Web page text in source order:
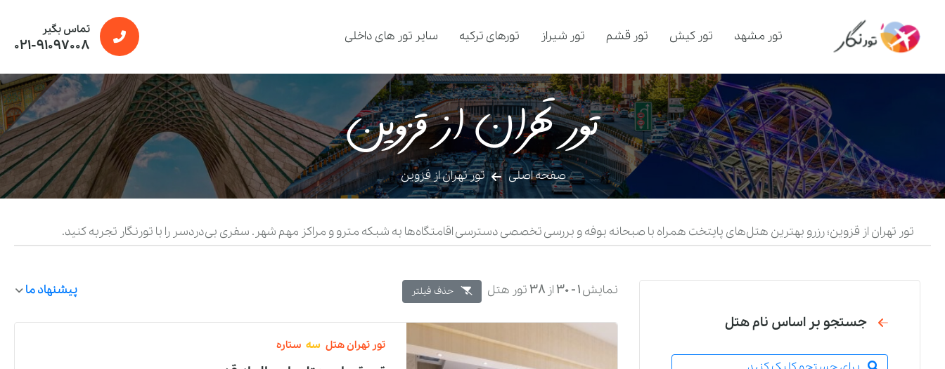
تور مشهد تور کیش تور قشم تور شیراز تورهای ترکیه سایر تور های داخلی تماس بگیر
021-91097008
تور تهران از قزوین
صفحه اصلی تور تهران از قزوین
تور تهران از قزوین؛ رزرو بهترین هتل‌های پایتخت همراه با صبحانه بوفه و بررسی تخصصی دسترسی اقامتگاه‌ها به شبکه مترو و مراکز مهم شهر. سفری بی‌دردسر را با تورنگار تجربه کنید.
جستجو بر اساس نام هتل
نمایش1 -
30از 38تور هتل حذف فیلتر پیشنهاد ما
تور تهرانهتل سه ستاره